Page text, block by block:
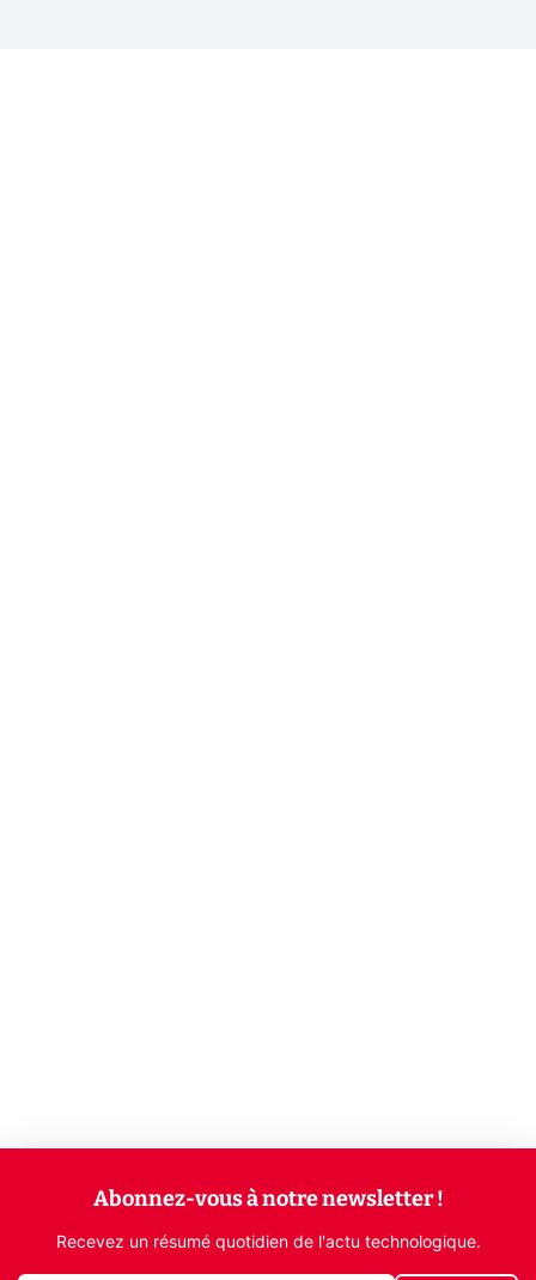
Abonnez-vous à notre newsletter !
Recevez un résumé quotidien de l'actu technologique.